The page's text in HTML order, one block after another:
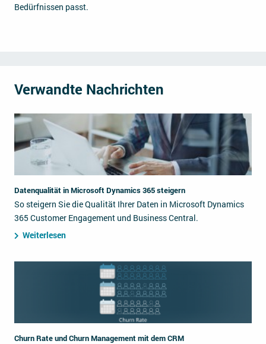
Bedürfnissen passt.
Verwandte Nachrichten
Datenqualität in Microsoft Dynamics 365 steigern
So steigern Sie die Qualität Ihrer Daten in Microsoft Dynamics
365 Customer Engagement und Business Central.
Weiterlesen
Churn Rate und Churn Management mit dem CRM